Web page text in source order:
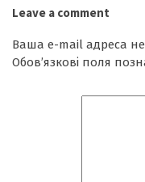
Leave a comment
Ваша e-mail адреса
Обов’язкові поля